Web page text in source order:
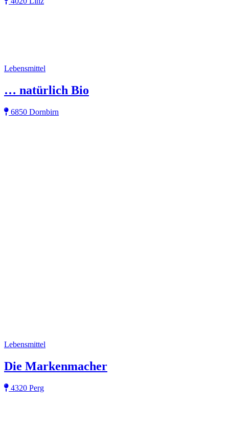
Lebensmittel
… natürlich Bio
6850 Dornbirn
Lebensmittel
Die Markenmacher
4320 Perg